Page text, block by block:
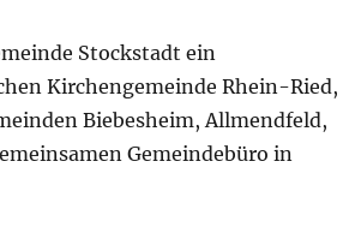
Stockstadt ein
Kirchengemeinde Rhein-Ried,
Biebesheim, Allmendfeld,
Gemeindebüro in